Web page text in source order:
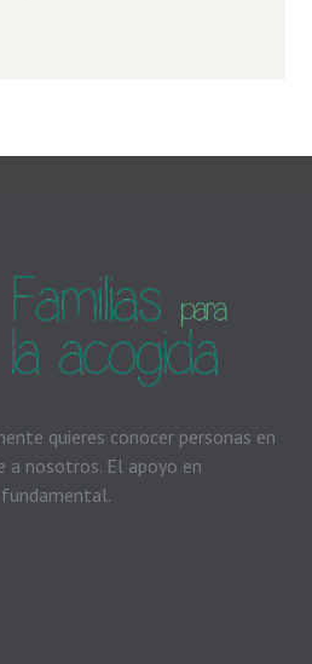
quieres conocer personas en
a nosotros. El apoyo en